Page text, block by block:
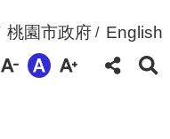
桃園市政府 English